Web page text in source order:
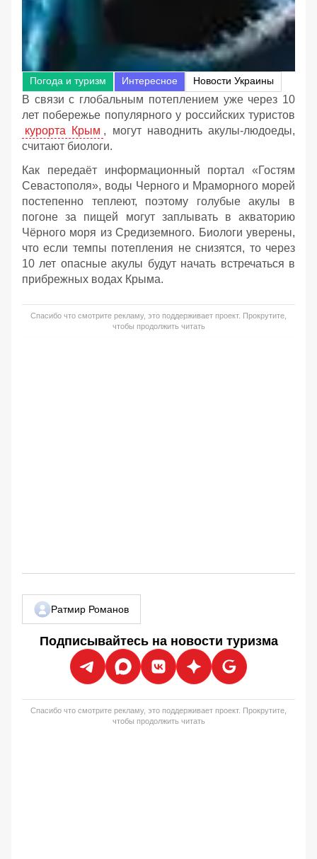
Погода и туризм Интересное Новости Украины
В связи с глобальным потеплением уже через 10
лет побережье популярного у российских туристов
курорта Крым , могут наводнить акулы-людоеды,
считают биологи.
Как передаёт информационный портал «Гостям
Севастополя», воды Черного и Мраморного морей
постепенно теплеют, поэтому голубые акулы в
погоне за пищей могут заплывать в акваторию
Чёрного моря из Средиземного. Биологи уверены,
что если темпы потепления не снизятся, то через
10 лет опасные акулы будут начать встречаться в
прибрежных водах Крыма.
Спасибо что смотрите рекламу, это поддерживает проект. Прокрутите,
чтобы продолжить читать
Ратмир Романов
Подписывайтесь на новости туризма
Спасибо что смотрите рекламу, это поддерживает проект. Прокрутите,
чтобы продолжить читать